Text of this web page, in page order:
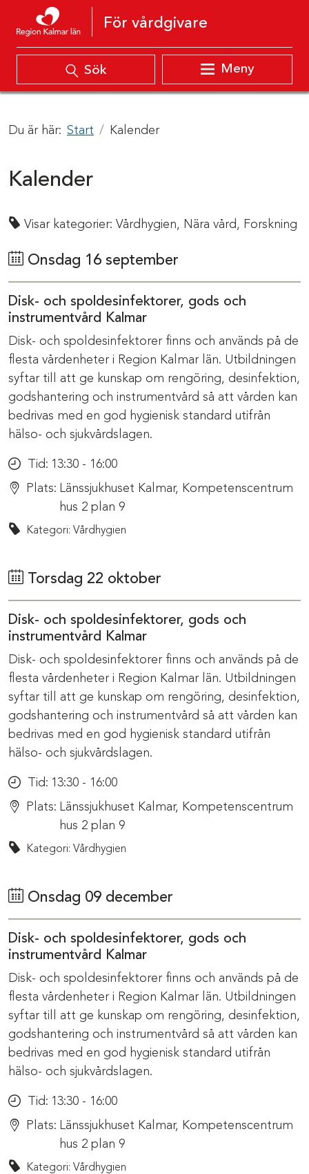
Hoppa till innehåll
För vårdgivare
Sök Meny
Du är här: Start Kalender
Kalender
Visar kategorier: Vårdhygien, Nära vård, Forskning
Onsdag 16 september
Disk- och spoldesinfektorer, gods och
instrumentvård Kalmar
Disk- och spoldesinfektorer finns och används på de
flesta vårdenheter i Region Kalmar län. Utbildningen
syftar till att ge kunskap om rengöring, desinfektion,
godshantering och instrumentvård så att vården kan
bedrivas med en god hygienisk standard utifrån
hälso- och sjukvårdslagen.
Tid: 13:30 - 16:00
Plats: Länssjukhuset Kalmar, Kompetenscentrum
hus 2 plan 9
Kategori: Vårdhygien
Torsdag 22 oktober
Disk- och spoldesinfektorer, gods och
instrumentvård Kalmar
Disk- och spoldesinfektorer finns och används på de
flesta vårdenheter i Region Kalmar län. Utbildningen
syftar till att ge kunskap om rengöring, desinfektion,
godshantering och instrumentvård så att vården kan
bedrivas med en god hygienisk standard utifrån
hälso- och sjukvårdslagen.
Tid: 13:30 - 16:00
Plats: Länssjukhuset Kalmar, Kompetenscentrum
hus 2 plan 9
Kategori: Vårdhygien
Onsdag 09 december
Disk- och spoldesinfektorer, gods och
instrumentvård Kalmar
Disk- och spoldesinfektorer finns och används på de
flesta vårdenheter i Region Kalmar län. Utbildningen
syftar till att ge kunskap om rengöring, desinfektion,
godshantering och instrumentvård så att vården kan
bedrivas med en god hygienisk standard utifrån
hälso- och sjukvårdslagen.
Tid: 13:30 - 16:00
Plats: Länssjukhuset Kalmar, Kompetenscentrum
hus 2 plan 9
Kategori: Vårdhygien